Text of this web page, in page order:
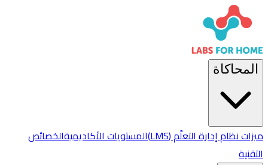
المحاكاة
ميزات نظام إدارة التعلّم (LMS) المستويات الأكاديميةالخصائص
التقنية